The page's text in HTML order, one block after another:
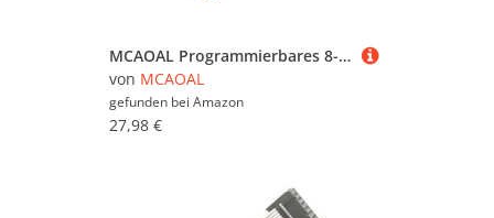
MCAOAL Programmierbares 8-Pfad Servocontroller Debugging Board Servo Bedienfeld Mit Drehknöpfen Für Roboter Enthusiasten Projekte
von MCAOAL
gefunden bei Amazon
27,98 €